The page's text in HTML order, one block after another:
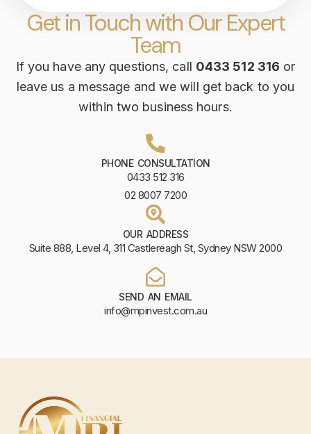
Get in Touch with Our Expert
Team
If you have any questions, call 0433 512 316 or
leave us a message and we will get back to you
within two business hours.
PHONE CONSULTATION
0433 512 316
02 8007 7200
OUR ADDRESS
Suite 888, Level 4, 311 Castlereagh St, Sydney NSW 2000
SEND AN EMAIL
info@mpinvest.com.au